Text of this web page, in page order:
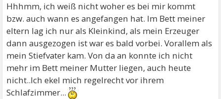
Hhhmm, ich weiß nicht woher es bei mir kommt
bzw. auch wann es angefangen hat. Im Bett meiner
eltern lag ich nur als Kleinkind, als mein Erzeuger
dann ausgezogen ist war es bald vorbei. Vorallem als
mein Stiefvater kam. Von da an konnte ich nicht
mehr im Bett meiner Mutter liegen, auch heute
nicht..Ich ekel mich regelrecht vor ihrem
Schlafzimmer...